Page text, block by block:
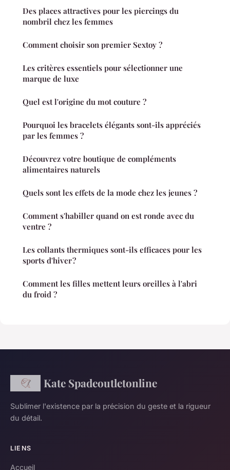
Des places attractives pour les piercings du
nombril chez les femmes
Comment choisir son premier Sextoy ?
Les critères essentiels pour sélectionner une
marque de luxe
Quel est l'origine du mot couture ?
Pourquoi les bracelets élégants sont-ils appréciés
par les femmes ?
Découvrez votre boutique de compléments
alimentaires naturels
Quels sont les effets de la mode chez les jeunes ?
Comment s'habiller quand on est ronde avec du
ventre ?
Les collants thermiques sont-ils efficaces pour les
sports d'hiver ?
Comment les filles mettent leurs oreilles à l'abri
du froid ?
Kate Spadeoutletonline
Sublimer l'existence par la précision du geste et la rigueur
du détail.
LIENS
Accueil